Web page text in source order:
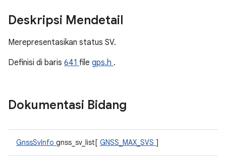
Deskripsi Mendetail
Merepresentasikan status SV.
Definisi di baris 641 file gps.h .
Dokumentasi Bidang
GnssSvInfo gnss_sv_list[ GNSS_MAX_SVS ]